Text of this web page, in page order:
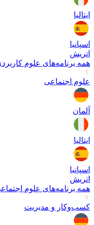
ایتالیا
اسپانیا
اتریش
همه برنامه‌های علوم
علوم اجتماعی
آلمان
ایتالیا
اسپانیا
اتریش
همه برنامه‌های علوم
کسب‌وکار و مدیریت